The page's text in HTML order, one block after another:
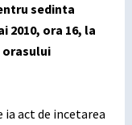
sedinta
2010, ora 16, la
orasului
ia act de incetarea